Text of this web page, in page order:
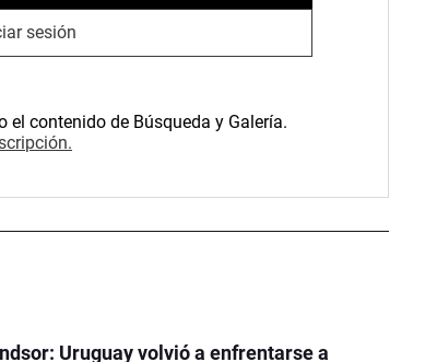
sesión
contenido de Búsqueda y Galería.
Uruguay volvió a enfrentarse a